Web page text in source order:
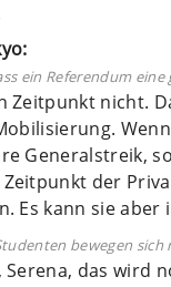
ein Referendum
Zeitpunkt nicht.
Generalstreik,
der
Es kann sie aber
bewegen
Serena, das wird